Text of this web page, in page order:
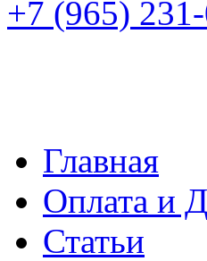
+7 (965)
Главная
Оплата и
Статьи